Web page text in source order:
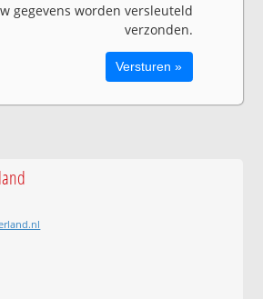
gegevens worden versleuteld
verzonden.